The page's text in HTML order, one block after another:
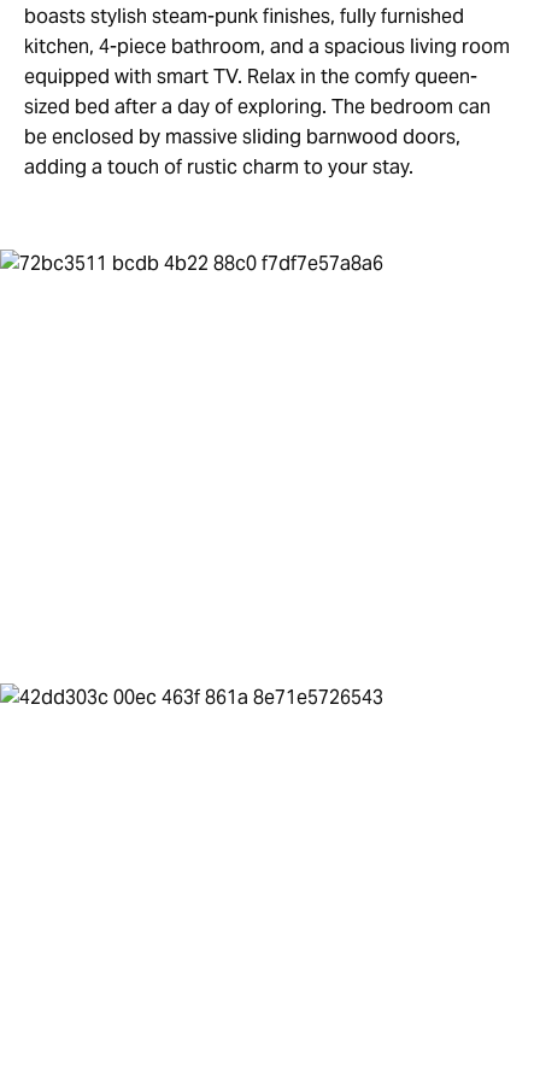
boasts stylish steam-punk finishes, fully furnished
kitchen, 4-piece bathroom, and a spacious living room
equipped with smart TV. Relax in the comfy queen-
sized bed after a day of exploring. The bedroom can
be enclosed by massive sliding barnwood doors,
adding a touch of rustic charm to your stay.